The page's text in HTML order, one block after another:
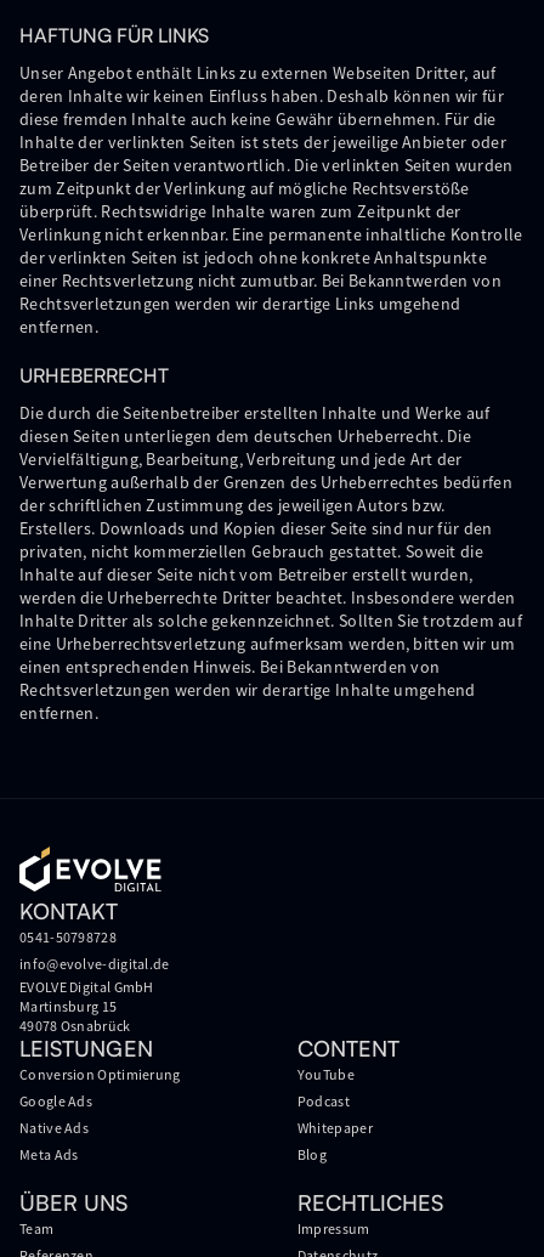
HAFTUNG FÜR LINKS
Unser Angebot enthält Links zu externen Webseiten Dritter, auf
deren Inhalte wir keinen Einfluss haben. Deshalb können wir für
diese fremden Inhalte auch keine Gewähr übernehmen. Für die
Inhalte der verlinkten Seiten ist stets der jeweilige Anbieter oder
Betreiber der Seiten verantwortlich. Die verlinkten Seiten wurden
zum Zeitpunkt der Verlinkung auf mögliche Rechtsverstöße
überprüft. Rechtswidrige Inhalte waren zum Zeitpunkt der
Verlinkung nicht erkennbar. Eine permanente inhaltliche Kontrolle
der verlinkten Seiten ist jedoch ohne konkrete Anhaltspunkte
einer Rechtsverletzung nicht zumutbar. Bei Bekanntwerden von
Rechtsverletzungen werden wir derartige Links umgehend
entfernen.
URHEBERRECHT
Die durch die Seitenbetreiber erstellten Inhalte und Werke auf
diesen Seiten unterliegen dem deutschen Urheberrecht. Die
Vervielfältigung, Bearbeitung, Verbreitung und jede Art der
Verwertung außerhalb der Grenzen des Urheberrechtes bedürfen
der schriftlichen Zustimmung des jeweiligen Autors bzw.
Erstellers. Downloads und Kopien dieser Seite sind nur für den
privaten, nicht kommerziellen Gebrauch gestattet. Soweit die
Inhalte auf dieser Seite nicht vom Betreiber erstellt wurden,
werden die Urheberrechte Dritter beachtet. Insbesondere werden
Inhalte Dritter als solche gekennzeichnet. Sollten Sie trotzdem auf
eine Urheberrechtsverletzung aufmerksam werden, bitten wir um
einen entsprechenden Hinweis. Bei Bekanntwerden von
Rechtsverletzungen werden wir derartige Inhalte umgehend
entfernen.
KONTAKT
0541-50798728
info@evolve-digital.de
EVOLVE Digital GmbH
Martinsburg 15
49078 Osnabrück
LEISTUNGEN
Conversion Optimierung
Google Ads
Native Ads
Meta Ads
CONTENT
YouTube
Podcast
Whitepaper
Blog
ÜBER UNS
Team
RECHTLICHES
Impressum